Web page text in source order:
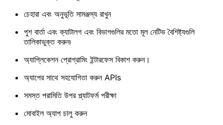
চেহারা এবং অনুভূতি সামঞ্জস্য রাখুন
পুশ বার্তা এবং ক্যাটালগ এবং বিভাগগুলির মতো মূল নেটিভ বৈশিষ্ট্যগুলি
তালিকাভুক্ত করুন৷
অ্যাপ্লিকেশন প্রোগ্রামিং ইন্টারফেস বিকাশ করুন।
অ্যাপের সাথে সহযোগিতা করুন APIs
সমস্ত পরামিতি উপর প্ল্যাটফর্ম পরীক্ষা
মোবাইল অ্যাপ চালু করুন